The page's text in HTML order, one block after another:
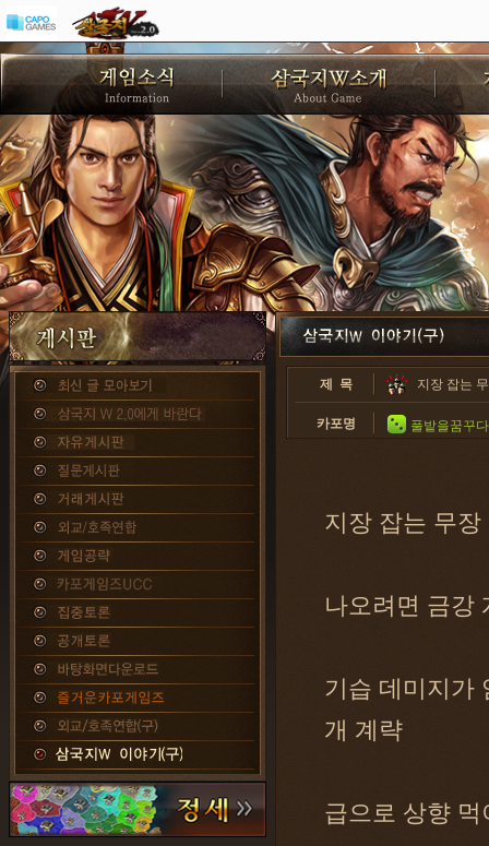
제 목 지장 잡는
카포명 풀밭을꿈꾸다
지장 잡는 무장
나오려면 금강
기습 데미지가
개 계략
급으로 상향